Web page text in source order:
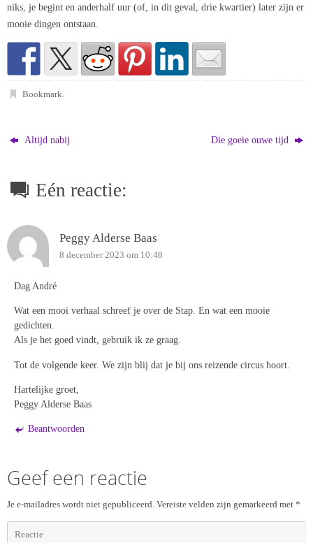
niks, je begint en anderhalf uur (of, in dit geval, drie kwartier) later zijn er
mooie dingen ontstaan.
Bookmark
Altijd nabij Die goeie ouwe tijd
Eén reactie:
Peggy Alderse Baas
8 december 2023 om 10:48
Dag André
Wat een mooi verhaal schreef je over de Stap. En wat een mooie
gedichten.
Als je het goed vindt, gebruik ik ze graag.
Tot de volgende keer. We zijn blij dat je bij ons reizende circus hoort.
Hartelijke groet,
Peggy Alderse Baas
Beantwoorden
Geef een reactie
Je e-mailadres wordt niet gepubliceerd. Vereiste velden zijn gemarkeerd met *